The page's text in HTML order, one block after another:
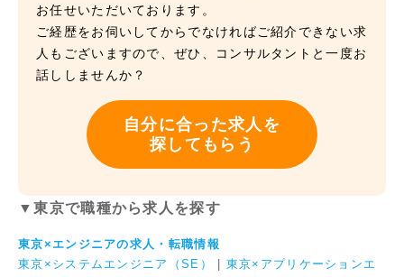
お任せいただいております。
ご経歴をお伺いしてからでなければご紹介できない求
人もございますので、ぜひ、コンサルタントと一度お
話ししませんか？
自分に合った求人を
探してもらう
▼東京で職種から求人を探す
東京×エンジニアの求人・転職情報
東京×システムエンジニア（SE）
東京×アプリケーションエ